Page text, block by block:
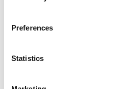
Preferences
Statistics